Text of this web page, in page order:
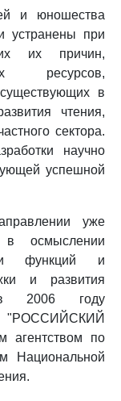
и юношества
устранены при
их причин,
ресурсов,
в
чтения,
сектора.
научно
успешной
уже
в осмыслении
функций и
и развития
в 2006 году
"РОССИЙСКИЙ
по
Национальной